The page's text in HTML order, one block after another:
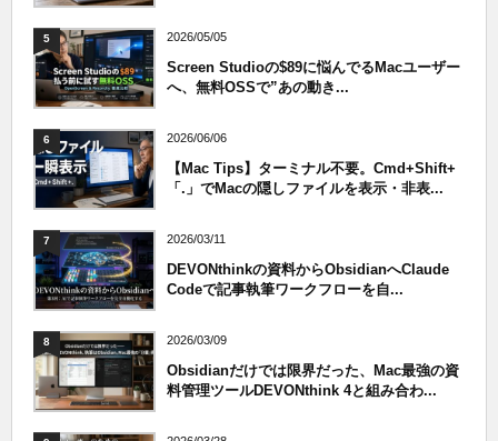
5 2026/05/05
Screen Studioの$89に悩んでるMacユーザー
へ、無料OSSで”あの動き...
6 2026/06/06
【Mac Tips】ターミナル不要。Cmd+Shift+
「.」でMacの隠しファイルを表示・非表...
7 2026/03/11
DEVONthinkの資料からObsidianへClaude
Codeで記事執筆ワークフローを自...
8 2026/03/09
Obsidianだけでは限界だった、Mac最強の資
料管理ツールDEVONthink 4と組み合わ...